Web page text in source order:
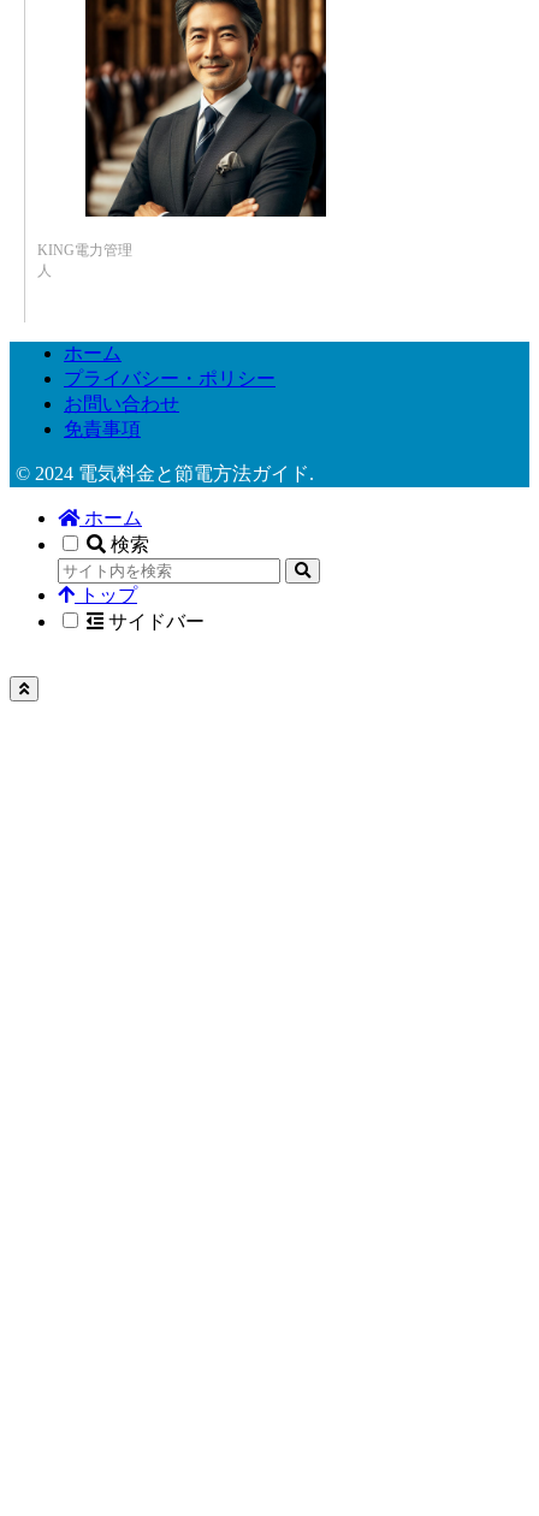
KING電力管理
人
ホーム
プライバシー・ポリシー
お問い合わせ
免責事項
© 2024 電気料金と節電方法ガイド.
ホーム
検索
トップ
サイドバー